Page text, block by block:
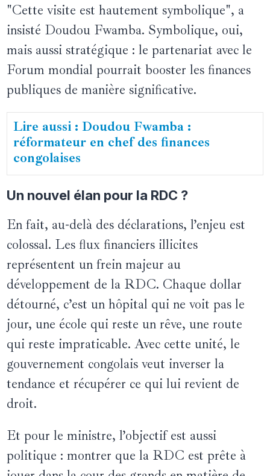
"Cette visite est hautement symbolique", a
insisté Doudou Fwamba. Symbolique, oui,
mais aussi stratégique : le partenariat avec le
Forum mondial pourrait booster les finances
publiques de manière significative.
Lire aussi : Doudou Fwamba :
réformateur en chef des finances
congolaises
Un nouvel élan pour la RDC ?
En fait, au-delà des déclarations, l’enjeu est
colossal. Les flux financiers illicites
représentent un frein majeur au
développement de la RDC. Chaque dollar
détourné, c’est un hôpital qui ne voit pas le
jour, une école qui reste un rêve, une route
qui reste impraticable. Avec cette unité, le
gouvernement congolais veut inverser la
tendance et récupérer ce qui lui revient de
droit.
Et pour le ministre, l’objectif est aussi
politique : montrer que la RDC est prête à